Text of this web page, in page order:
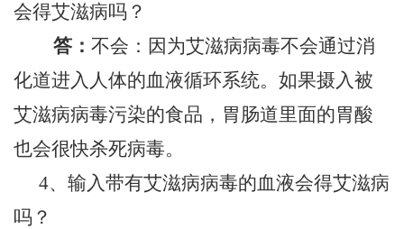
会得艾滋病吗？
答： 不会：因为艾滋病病毒不会通过消
化道进入人体的血液循环系统。如果摄入被
艾滋病病毒污染的食品，胃肠道里面的胃酸
也会很快杀死病毒。
4、输入带有艾滋病病毒的血液会得艾滋病
吗？